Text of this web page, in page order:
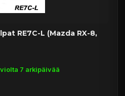
RE7C-L (Mazda RX-8,
7 arkipäivää